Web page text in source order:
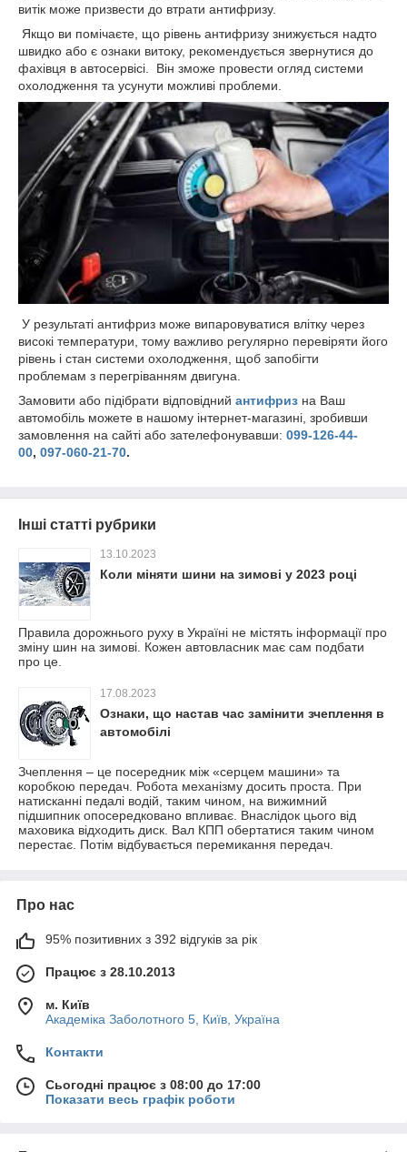
витік може призвести до втрати антифризу.
Якщо ви помічаєте, що рівень антифризу знижується надто
швидко або є ознаки витоку, рекомендується звернутися до
фахівця в автосервісі. Він зможе провести огляд системи
охолодження та усунути можливі проблеми.
У результаті антифриз може випаровуватися влітку через
високі температури, тому важливо регулярно перевіряти його
рівень і стан системи охолодження, щоб запобігти
проблемам з перегріванням двигуна.
Замовити або підібрати відповідний антифриз на Ваш
автомобіль можете в нашому інтернет-магазині, зробивши
замовлення на сайті або зателефонувавши: 099-126-44-
00, 097-060-21-70.
Інші статті рубрики
13.10.2023
Коли міняти шини на зимові у 2023 році
Правила дорожнього руху в Україні не містять інформації про
зміну шин на зимові. Кожен автовласник має сам подбати
про це.
17.08.2023
Ознаки, що настав час замінити зчеплення в
автомобілі
Зчеплення – це посередник між «серцем машини» та
коробкою передач. Робота механізму досить проста. При
натисканні педалі водій, таким чином, на вижимний
підшипник опосередковано впливає. Внаслідок цього від
маховика відходить диск. Вал КПП обертатися таким чином
перестає. Потім відбувається перемикання передач.
Про нас
95% позитивних з 392 відгуків за рік
Працює з 28.10.2013
м. Київ
Академіка Заболотного 5, Київ, Україна
Контакти
Сьогодні працює з 08:00 до 17:00
Показати весь графік роботи